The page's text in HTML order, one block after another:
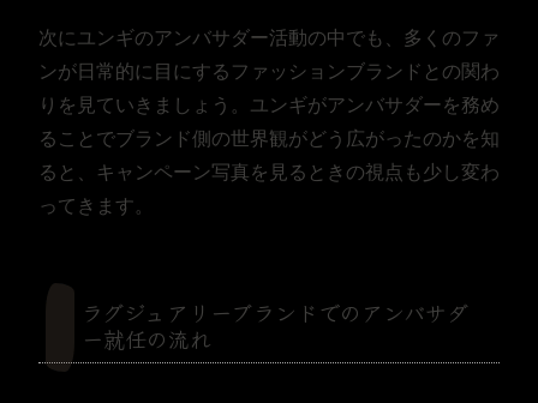
次にユンギのアンバサダー活動の中でも、多くのファ
ンが日常的に目にするファッションブランドとの関わ
りを見ていきましょう。ユンギがアンバサダーを務め
ることでブランド側の世界観がどう広がったのかを知
ると、キャンペーン写真を見るときの視点も少し変わ
ってきます。
ラグジュアリーブランドでのアンバサダ
ー就任の流れ